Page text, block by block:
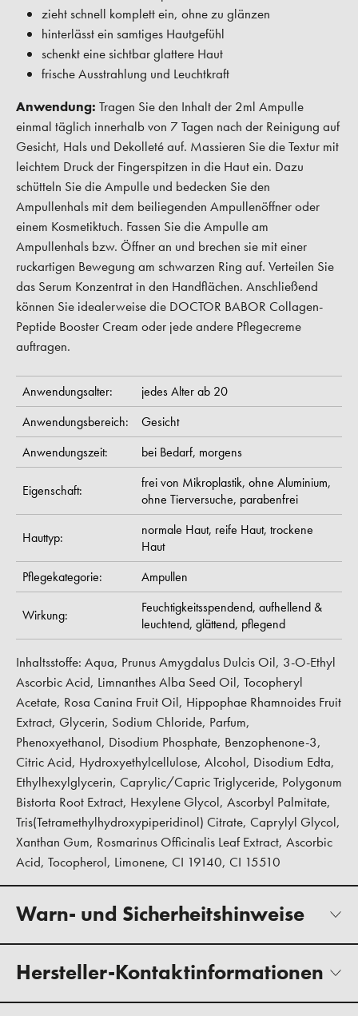
zieht schnell komplett ein, ohne zu glänzen
hinterlässt ein samtiges Hautgefühl
schenkt eine sichtbar glattere Haut
frische Ausstrahlung und Leuchtkraft
Anwendung: Tragen Sie den Inhalt der 2ml Ampulle
einmal täglich innerhalb von 7 Tagen nach der Reinigung auf
Gesicht, Hals und Dekolleté auf. Massieren Sie die Textur mit
leichtem Druck der Fingerspitzen in die Haut ein. Dazu
schütteln Sie die Ampulle und bedecken Sie den
Ampullenhals mit dem beiliegenden Ampullenöffner oder
einem Kosmetiktuch. Fassen Sie die Ampulle am
Ampullenhals bzw. Öffner an und brechen sie mit einer
ruckartigen Bewegung am schwarzen Ring auf. Verteilen Sie
das Serum Konzentrat in den Handflächen. Anschließend
können Sie idealerweise die DOCTOR BABOR Collagen-
Peptide Booster Cream oder jede andere Pflegecreme
auftragen.
Anwendungsalter:
jedes Alter ab 20
Anwendungsbereich:
Gesicht
Anwendungszeit:
bei Bedarf, morgens
Eigenschaft: frei von Mikroplastik, ohne Aluminium,
ohne Tierversuche, parabenfrei
Hauttyp: normale Haut, reife Haut, trockene
Haut
Pflegekategorie:
Ampullen
Wirkung: Feuchtigkeitsspendend, aufhellend &
leuchtend, glättend, pflegend
Inhaltsstoffe: Aqua, Prunus Amygdalus Dulcis Oil, 3-O-Ethyl
Ascorbic Acid, Limnanthes Alba Seed Oil, Tocopheryl
Acetate, Rosa Canina Fruit Oil, Hippophae Rhamnoides Fruit
Extract, Glycerin, Sodium Chloride, Parfum,
Phenoxyethanol, Disodium Phosphate, Benzophenone-3,
Citric Acid, Hydroxyethylcellulose, Alcohol, Disodium Edta,
Ethylhexylglycerin, Caprylic/Capric Triglyceride, Polygonum
Bistorta Root Extract, Hexylene Glycol, Ascorbyl Palmitate,
Tris(Tetramethylhydroxypiperidinol) Citrate, Caprylyl Glycol,
Xanthan Gum, Rosmarinus Officinalis Leaf Extract, Ascorbic
Acid, Tocopherol, Limonene, CI 19140, CI 15510
Warn- und Sicherheitshinweise
Hersteller-Kontaktinformationen